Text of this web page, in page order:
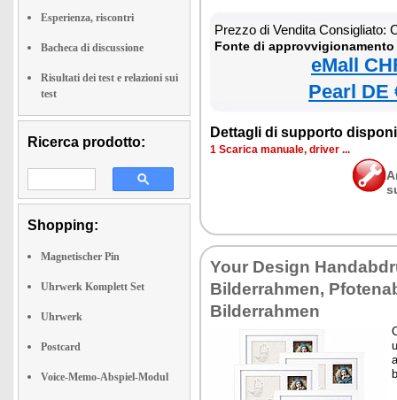
Esperienza, riscontri
Bacheca di discussione
Risultati dei test e relazioni sui
test
Ricerca prodotto:
Shopping:
Magnetischer Pin
Uhrwerk Komplett Set
Uhrwerk
Postcard
Voice-Memo-Abspiel-Modul
Prezzo di Vendita Consigliato:
Fonte di
eMall
Pearl DE
Dettagli di supporto
1 Scarica manuale, driver ...
Your Design
Bilderrahmen,
Bilderrahmen